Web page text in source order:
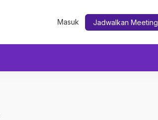
Masuk Jadwalkan Meeting